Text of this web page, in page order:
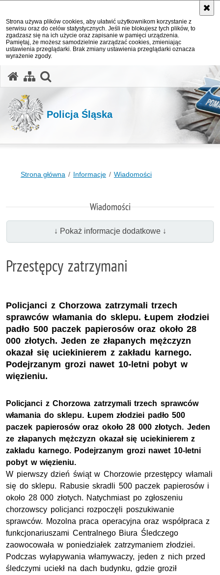
Strona używa plików cookies, aby ułatwić użytkownikom korzystanie z
serwisu oraz do celów statystycznych. Jeśli nie blokujesz tych plików, to
zgadzasz się na ich użycie oraz zapisanie w pamięci urządzenia.
Pamiętaj, że możesz samodzielnie zarządzać cookies, zmieniając
ustawienia przeglądarki. Brak zmiany ustawienia przeglądarki oznacza
wyrażenie zgody.
Policja Śląska
Strona główna Informacje Wiadomości
Wiadomości
↓ Pokaż informacje dodatkowe ↓
Przestępcy zatrzymani
Policjanci z Chorzowa zatrzymali trzech
sprawców włamania do sklepu. Łupem złodziei
padło 500 paczek papierosów oraz około 28
000 złotych. Jeden ze złapanych mężczyzn
okazał się uciekinierem z zakładu karnego.
Podejrzanym grozi nawet 10-letni pobyt w
więzieniu.
Policjanci z Chorzowa zatrzymali trzech sprawców
włamania do sklepu. Łupem złodziei padło 500
paczek papierosów oraz około 28 000 złotych. Jeden
ze złapanych mężczyzn okazał się uciekinierem z
zakładu karnego. Podejrzanym grozi nawet 10-letni
pobyt w więzieniu.
W pierwszy dzień świąt w Chorzowie przestępcy włamali
się do sklepu. Rabusie skradli 500 paczek papierosów i
około 28 000 złotych. Natychmiast po zgłoszeniu
chorzowscy policjanci rozpoczęli poszukiwanie
sprawców. Mozolna praca operacyjna oraz współpraca z
funkcjonariuszami Centralnego Biura Śledczego
zaowocowała w poniedziałek zatrzymaniem złodziei.
Podczas wyłapywania włamywaczy, jeden z nich przed
śledczymi uciekł na dach budynku, gdzie groził